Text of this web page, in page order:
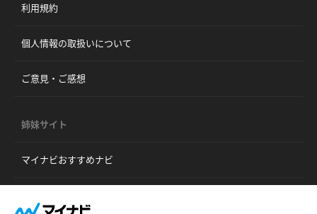
利用規約
個人情報の取扱いについて
ご意見・ご感想
姉妹サイト
マイナビおすすめナビ